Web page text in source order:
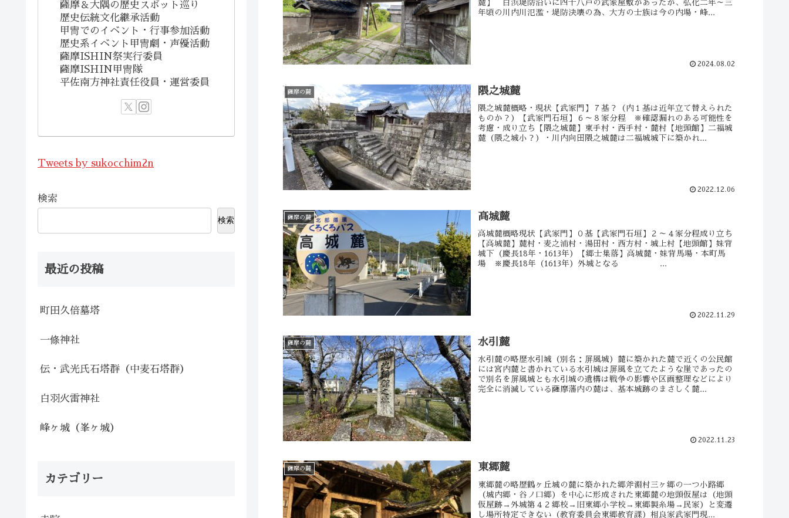
麓】 白浜堤防沿いに四十八戸の武家屋敷があったが、弘化二年～三
年頃の川内川氾濫・堤防決壊の為、大方の士族は今の内場・峰...
2024.08.02
薩摩の麓 隈之城麓
隈之城麓概略・現状【武家門】７基？（内１基は近年立て替えられた
ものか？）【武家門石垣】６～８家分程 ※確認漏れのある可能性を
考慮・成り立ち【隈之城麓】東手村・西手村・麓村【地頭館】二福城
麓（隈之城小？）・川内向田隈之城麓は二福城城下に築かれ...
2022.12.06
薩摩の麓 高城麓
高城麓概略現状【武家門】０基【武家門石垣】２～４家分程成り立ち
【高城麓】麓村・麦之浦村・湯田村・西方村・城上村【地頭館】妹背
城下（慶長18年・1613年）【郷士集落】高城麓・妹背馬場・本町馬
場 ※慶長18年（1613年）外城となる ...
2022.11.29
薩摩の麓 水引麓
水引麓の略歴水引城（別名：屏風城）麓に築かれた麓で近くの公民館
には宮内麓と書かれている水引城は屏風を立てたような崖であったの
で別名を屏風城とも水引城の遺構は戦争の影響や区画整理などにより
完全に消滅している薩摩藩内の麓は、基本城跡のまさしく麓...
2022.11.23
薩摩の麓 東郷麓
東郷麓の略歴鶴ヶ丘城の麓に築かれた郷斧淵村三ヶ郷の一つ小路郷
（城内郷・谷ノ口郷）を中心に形成された東郷麓の地頭仮屋は（地頭
仮屋跡→外城第４２郷校→旧東郷小学校→東郷製糸場→民家）と変遷
し場所特定できない（教育委員会東郷教育課）相良家武家門現...
薩摩＆大隅の歴史スポット巡り
歴史伝統文化継承活動
甲冑でのイベント・行事参加活動
歴史系イベント甲冑劇・声優活動
薩摩ISHIN祭実行委員
薩摩ISHIN甲冑隊
平佐南方神社責任役員・運営委員
Tweets by sukocchim2n
検索
検索
最近の投稿
町田久倍墓塔
一條神社
伝・武光氏石塔群（中麦石塔群）
白羽火雷神社
峰ヶ城（峯ヶ城）
カテゴリー